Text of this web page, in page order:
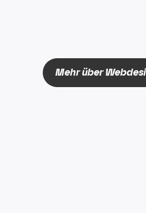
Mehr über